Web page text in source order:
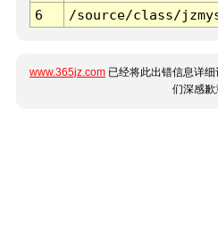
6 /source/class/
www.365jz.com 已经将此出错信息详
们深感歉